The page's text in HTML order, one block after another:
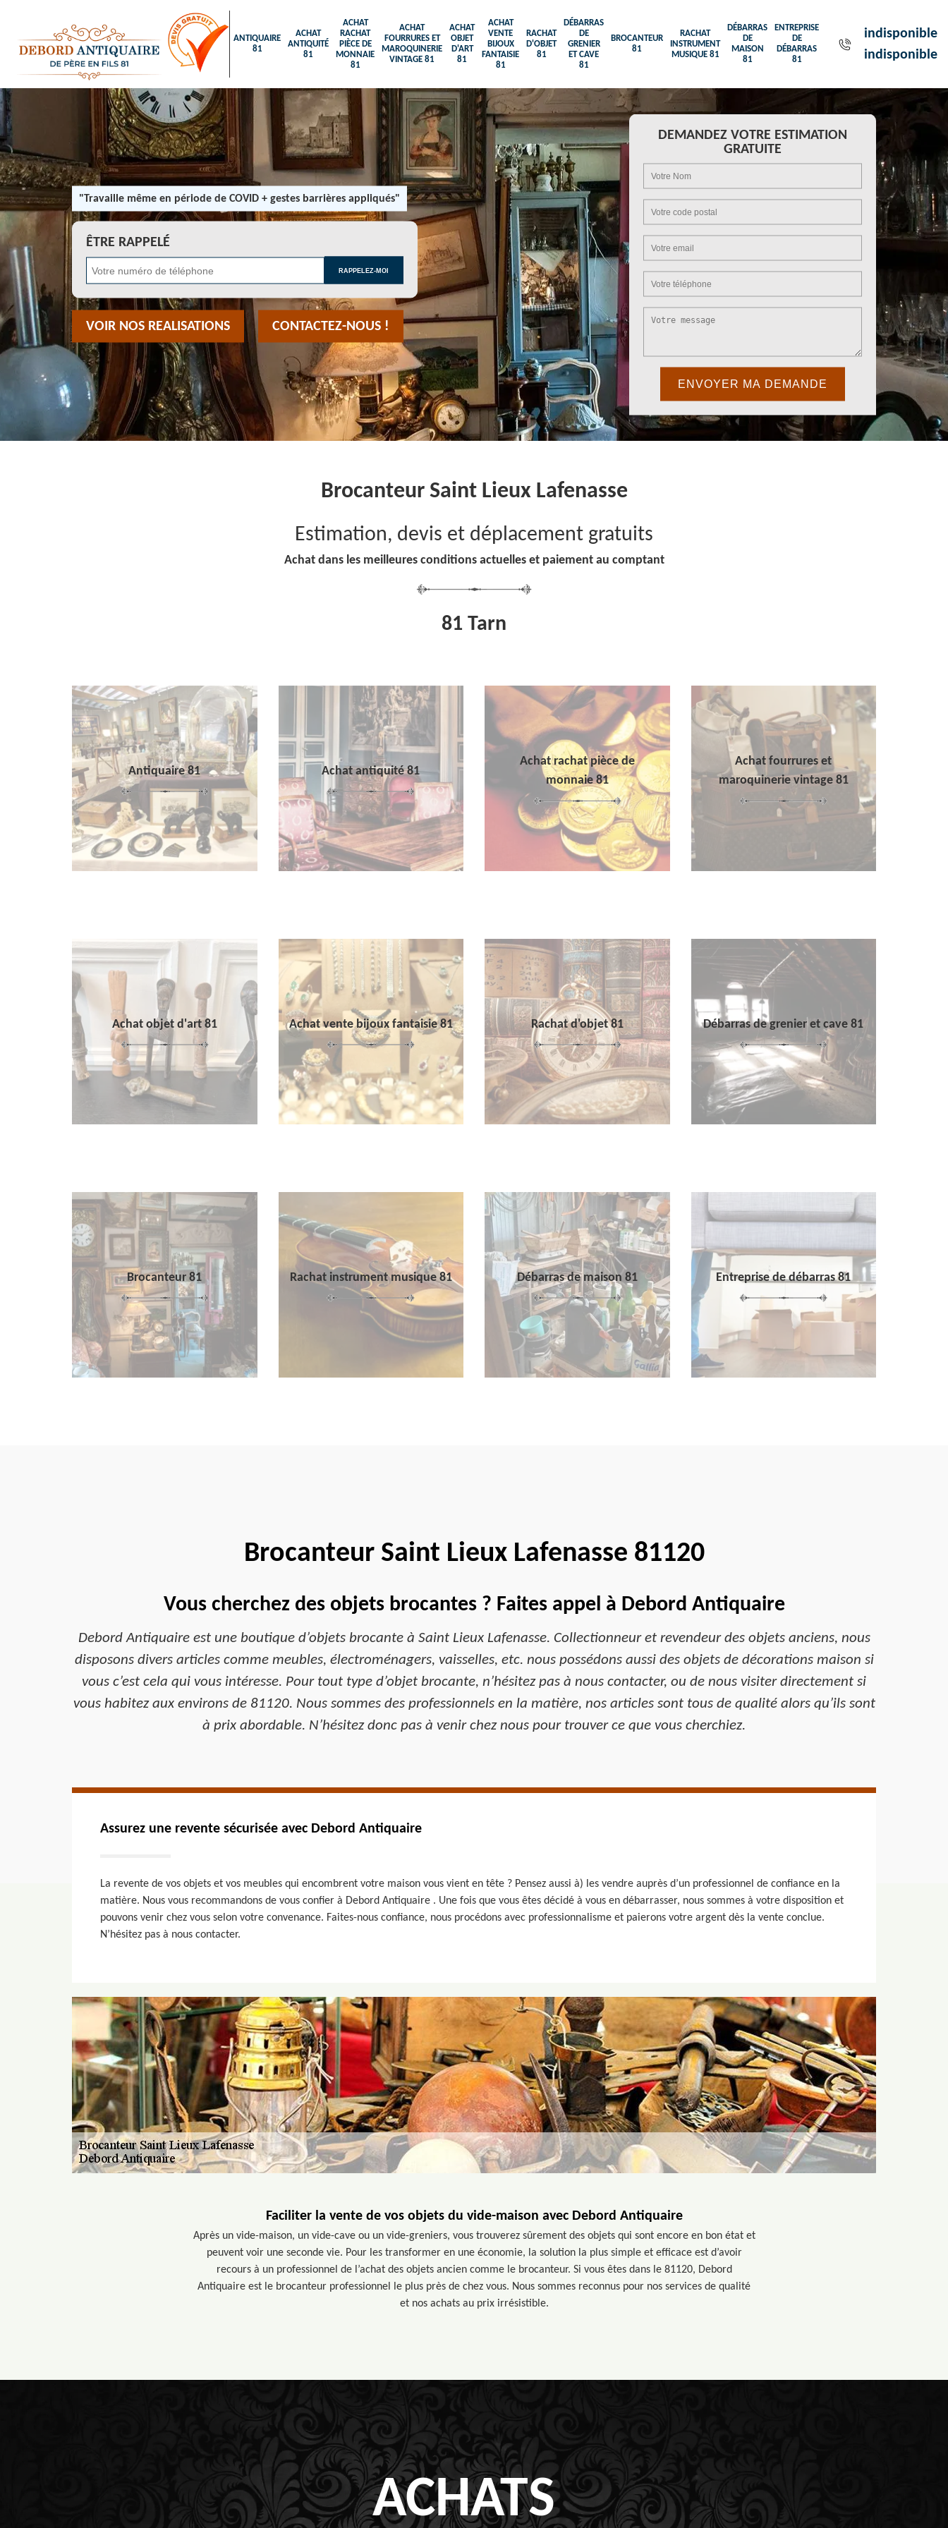
ANTIQUAIRE
81
ACHAT
ANTIQUITÉ
81
ACHAT
RACHAT
PIÈCE DE
MONNAIE
81
ACHAT
FOURRURES ET
MAROQUINERIE
VINTAGE 81
ACHAT
OBJET
D'ART
81
ACHAT
VENTE
BIJOUX
FANTAISIE
81
RACHAT
D'OBJET
81
DÉBARRAS
DE
GRENIER
ET CAVE
81
BROCANTEUR
81
RACHAT
INSTRUMENT
MUSIQUE 81
DÉBARRAS
DE
MAISON
81
ENTREPRISE
DE
DÉBARRAS
81
indisponible
indisponible
"Travaille même en période de COVID + gestes barrières appliqués"
ÊTRE RAPPELÉ
VOIR NOS REALISATIONS CONTACTEZ-NOUS !
DEMANDEZ VOTRE ESTIMATION
GRATUITE
Brocanteur Saint Lieux Lafenasse
Estimation, devis et déplacement gratuits
Achat dans les meilleures conditions actuelles et paiement au comptant
81 Tarn
Antiquaire 81 Achat antiquité 81
Achat rachat pièce de
monnaie 81
Achat fourrures et
maroquinerie vintage 81
Achat objet d'art 81 Achat vente bijoux fantaisie 81 Rachat d'objet 81 Débarras de grenier et cave 81
Brocanteur 81 Rachat instrument musique 81 Débarras de maison 81 Entreprise de débarras 81
Brocanteur Saint Lieux Lafenasse 81120
Vous cherchez des objets brocantes ? Faites appel à Debord Antiquaire
Debord Antiquaire est une boutique d’objets brocante à Saint Lieux Lafenasse. Collectionneur et revendeur des objets anciens, nous
disposons divers articles comme meubles, électroménagers, vaisselles, etc. nous possédons aussi des objets de décorations maison si
vous c’est cela qui vous intéresse. Pour tout type d’objet brocante, n’hésitez pas à nous contacter, ou de nous visiter directement si
vous habitez aux environs de 81120. Nous sommes des professionnels en la matière, nos articles sont tous de qualité alors qu’ils sont
à prix abordable. N’hésitez donc pas à venir chez nous pour trouver ce que vous cherchiez.
Assurez une revente sécurisée avec Debord Antiquaire
La revente de vos objets et vos meubles qui encombrent votre maison vous vient en tête ? Pensez aussi à) les vendre auprès d’un professionnel de confiance en la
matière. Nous vous recommandons de vous confier à Debord Antiquaire . Une fois que vous êtes décidé à vous en débarrasser, nous sommes à votre disposition et
pouvons venir chez vous selon votre convenance. Faites-nous confiance, nous procédons avec professionnalisme et paierons votre argent dès la vente conclue.
N’hésitez pas à nous contacter.
Faciliter la vente de vos objets du vide-maison avec Debord Antiquaire
Après un vide-maison, un vide-cave ou un vide-greniers, vous trouverez sûrement des objets qui sont encore en bon état et
peuvent voir une seconde vie. Pour les transformer en une économie, la solution la plus simple et efficace est d’avoir
recours à un professionnel de l’achat des objets ancien comme le brocanteur. Si vous êtes dans le 81120, Debord
Antiquaire est le brocanteur professionnel le plus près de chez vous. Nous sommes reconnus pour nos services de qualité
et nos achats au prix irrésistible.
ACHATS